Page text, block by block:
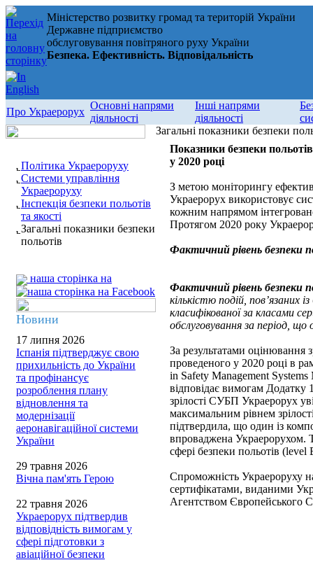
Міністерство розвитку громад та територій України
Державне підприємство
обслуговування повітряного руху України
Безпека. Ефективність. Відповідальність
Про Украерорух
Основні напрями
діяльності
Інші напрями
діяльності
Політика Украероруху
Системи управління
Украероруху
Інспекція безпеки польотів
та якості
Загальні показники безпеки
польотів
наша сторінка на
Новини
17 липня 2026
Іспанія підтверджує свою
прихильність до України
та профінансує
розроблення плану
відновлення та
модернізації
аеронавігаційної системи
України
29 травня 2026
Вічна пам'ять Герою
22 травня 2026
Украерорух підтвердив
відповідність вимогам у
сфері підготовки з
авіаційної безпеки
Загальні показники безпеки
Показники безпеки
у 2020 році
З метою моніторингу
Украерорух використовує
кожним напрямом
Протягом 2020 року
Фактичний рівень безпеки
Фактичний рівень безпеки
кількістю подій, пов’язаних
класифікованої за класами
обслуговування за період, що
За результатами оцінювання
проведеного у 2020 році в
in Safety Management
відповідає вимогам Додатку
зрілості СУБП Украерорух
максимальним рівнем
підтвердила, що один із
впроваджена Украерорухом.
сфері безпеки польотів (level
Спроможність Украероруху
сертифікатами, виданими
Агентством Європейського